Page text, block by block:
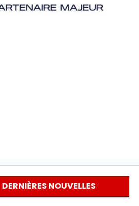
DERNIÈRES NOUVELLES